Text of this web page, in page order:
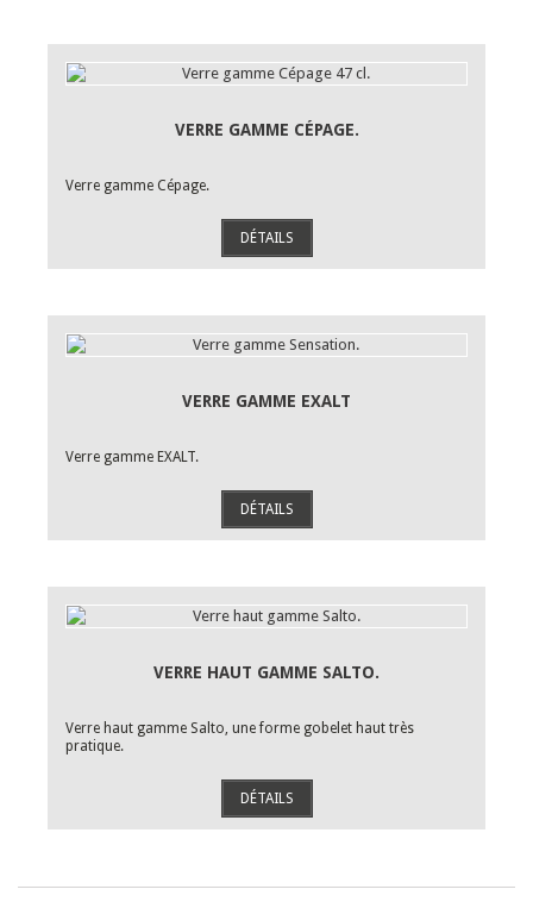
VERRE GAMME CÉPAGE.
Verre gamme Cépage.
DÉTAILS
VERRE GAMME EXALT
Verre gamme EXALT.
DÉTAILS
VERRE HAUT GAMME SALTO.
Verre haut gamme Salto, une forme gobelet haut très
pratique.
DÉTAILS